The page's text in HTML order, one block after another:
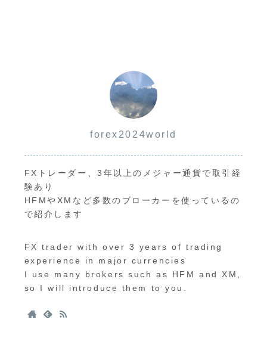
forex2024world
FXトレーダー、3年以上のメジャー通貨で取引経
験あり
HFMやXMなど多数のブローカーを使っているの
で紹介します
FX trader with over 3 years of trading
experience in major currencies
I use many brokers such as HFM and XM,
so I will introduce them to you.